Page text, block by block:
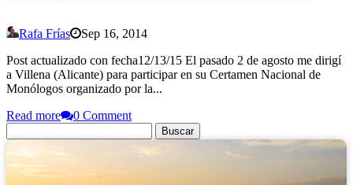
Rafa Frías
Sep 16, 2014
Post actualizado con fecha12/13/15 El pasado 2 de agosto me dirigí
a Villena (Alicante) para participar en su Certamen Nacional de
Monólogos organizado por la...
Read more
0 Comment